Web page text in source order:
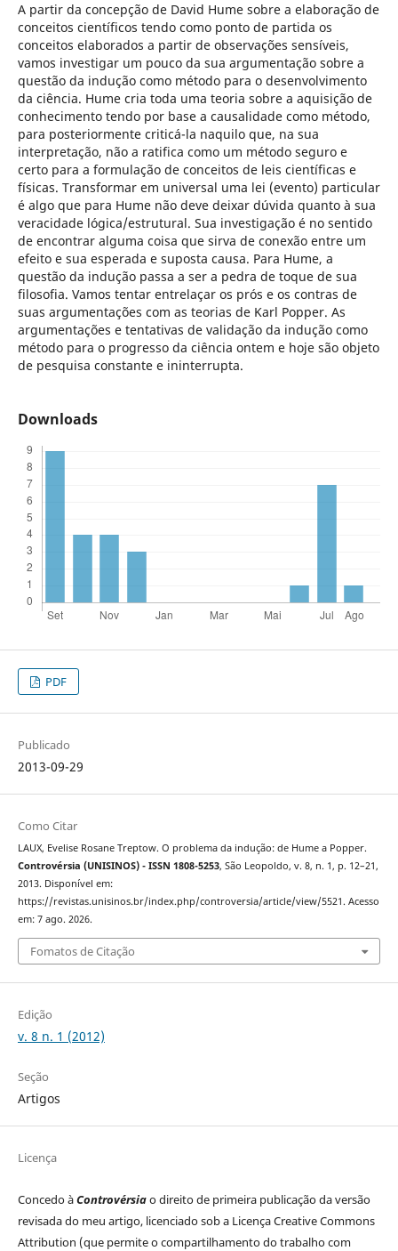
A partir da concepção de David Hume sobre a elaboração de
conceitos científicos tendo como ponto de partida os
conceitos elaborados a partir de observações sensíveis,
vamos investigar um pouco da sua argumentação sobre a
questão da indução como método para o desenvolvimento
da ciência. Hume cria toda uma teoria sobre a aquisição de
conhecimento tendo por base a causalidade como método,
para posteriormente criticá-la naquilo que, na sua
interpretação, não a ratifica como um método seguro e
certo para a formulação de conceitos de leis científicas e
físicas. Transformar em universal uma lei (evento) particular
é algo que para Hume não deve deixar dúvida quanto à sua
veracidade lógica/estrutural. Sua investigação é no sentido
de encontrar alguma coisa que sirva de conexão entre um
efeito e sua esperada e suposta causa. Para Hume, a
questão da indução passa a ser a pedra de toque de sua
filosofia. Vamos tentar entrelaçar os prós e os contras de
suas argumentações com as teorias de Karl Popper. As
argumentações e tentativas de validação da indução como
método para o progresso da ciência ontem e hoje são objeto
de pesquisa constante e ininterrupta.
Downloads
PDF
Publicado
2013-09-29
Como Citar
LAUX, Evelise Rosane Treptow. O problema da indução: de Hume a Popper.
Controvérsia (UNISINOS) - ISSN 1808-5253, São Leopoldo, v. 8, n. 1, p. 12–21,
2013. Disponível em:
https://revistas.unisinos.br/index.php/controversia/article/view/5521. Acesso
em: 7 ago. 2026.
Fomatos de Citação
Edição
v. 8 n. 1 (2012)
Seção
Artigos
Licença
Concedo àControvérsiao direito de primeira publicação da versão
revisada do meu artigo, licenciado sob a Licença Creative Commons
Attribution (que permite o compartilhamento do trabalho com